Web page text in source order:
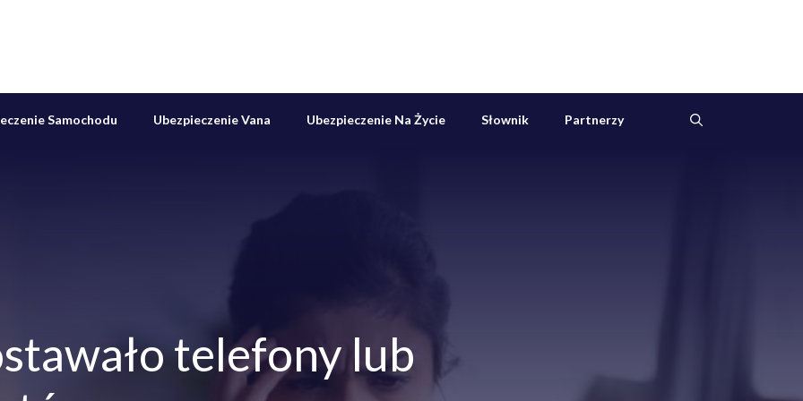
Samochodu Ubezpieczenie Vana Ubezpieczenie Na Życie Słownik Partnerzy
telefony lub